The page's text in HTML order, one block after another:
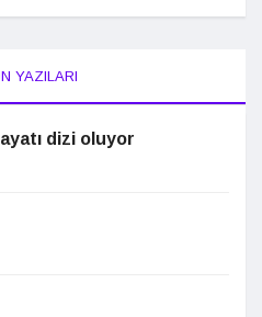
YAZILARI
dizi oluyor